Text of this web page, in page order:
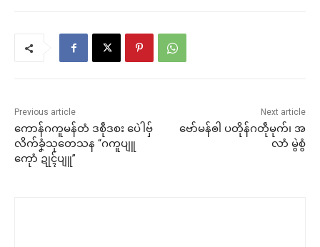
Previous article
ကောန်ဂကူမန်တံ ဒစဵုဒစး ပေဲါဗှ်
လိက်ခၞံသုတေသန “ဂကူပျူ
ကေုာံ ဍုၚ်ပျူ”
Next article
ဗော်မန်ၜါ ပတိုန်ဂတဵုမုက်၊ အ
လာံ မွဲစွံ